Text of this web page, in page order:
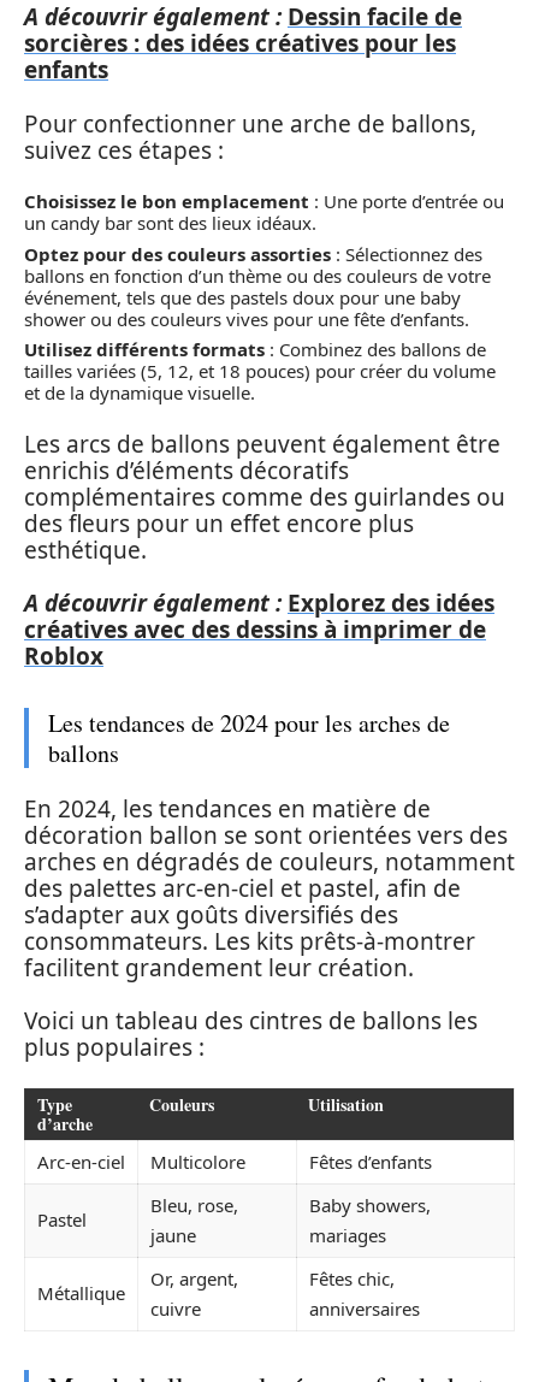
A découvrir également : Dessin facile de
sorcières : des idées créatives pour les
enfants
Pour confectionner une arche de ballons,
suivez ces étapes :
Choisissez le bon emplacement : Une porte d’entrée ou
un candy bar sont des lieux idéaux.
Optez pour des couleurs assorties : Sélectionnez des
ballons en fonction d’un thème ou des couleurs de votre
événement, tels que des pastels doux pour une baby
shower ou des couleurs vives pour une fête d’enfants.
Utilisez différents formats : Combinez des ballons de
tailles variées (5, 12, et 18 pouces) pour créer du volume
et de la dynamique visuelle.
Les arcs de ballons peuvent également être
enrichis d’éléments décoratifs
complémentaires comme des guirlandes ou
des fleurs pour un effet encore plus
esthétique.
A découvrir également : Explorez des idées
créatives avec des dessins à imprimer de
Roblox
Les tendances de 2024 pour les arches de
ballons
En 2024, les tendances en matière de
décoration ballon se sont orientées vers des
arches en dégradés de couleurs, notamment
des palettes arc-en-ciel et pastel, afin de
s’adapter aux goûts diversifiés des
consommateurs. Les kits prêts-à-montrer
facilitent grandement leur création.
Voici un tableau des cintres de ballons les
plus populaires :
Type
d’arche
Couleurs Utilisation
Arc-en-ciel Multicolore Fêtes d’enfants
Pastel
Bleu, rose,
jaune
Baby showers,
mariages
Métallique
Or, argent,
cuivre
Fêtes chic,
anniversaires